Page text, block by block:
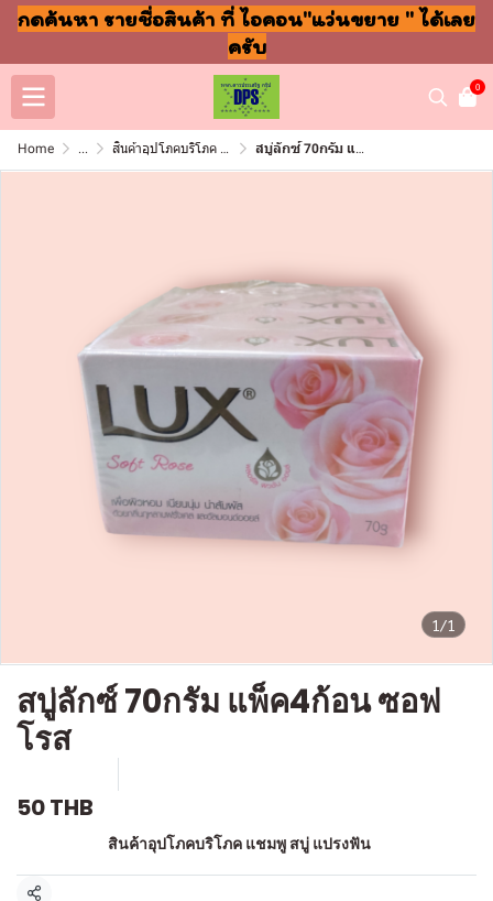
กดค้นหา รายชื่อสินค้า ที่ ไอคอน"แว่นขยาย " ได้เลย
ครับ
0
Home ... สินค้าอุปโภคบริโภค แชมพู สบู่ แปรงฟัน สบู่ลักซ์ 70กรัม แพ็ค4ก้อน ซอฟโรส
1/1
สบู่ลักซ์ 70กรัม แพ็ค4ก้อน ซอฟ
โรส
50 THB
สินค้าอุปโภคบริโภค แชมพู สบู่ แปรงฟัน